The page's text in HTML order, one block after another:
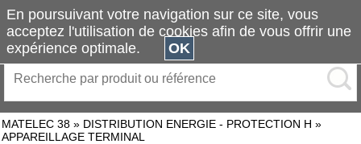
MATELEC 38 » DISTRIBUTION ENERGIE - PROTECTION H »
APPAREILLAGE TERMINAL
En poursuivant votre navigation sur ce site, vous
acceptez l'utilisation de cookies afin de vous offrir une
expérience optimale.
OK